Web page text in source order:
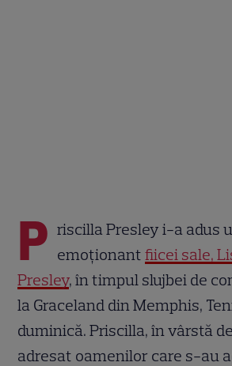
P riscilla Presley i-a adus
emoționantfiicei sale,
Presley, în timpul slujbei de
la Graceland din Memphis,
duminică. Priscilla, în vârstă
adresat oamenilor care s-au